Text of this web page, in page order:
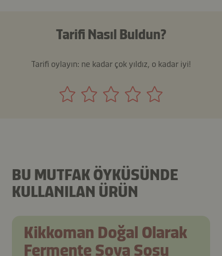
Tarifi Nasıl Buldun?
Tarifi oylayın: ne kadar çok yıldız, o kadar iyi!
BU MUTFAK ÖYKÜSÜNDE
KULLANILAN ÜRÜN
Kikkoman Doğal Olarak
Fermente Soya Sosu